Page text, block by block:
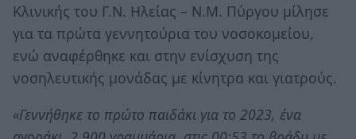
Κλινικής του Γ.Ν. Ηλείας – Ν.Μ. Πύργου μίλησε
για τα πρώτα γεννητούρια του νοσοκομείου,
ενώ αναφέρθηκε και στην ενίσχυση της
νοσηλευτικής μονάδας με κίνητρα και γιατρούς.
«Γεννήθηκε το πρώτο παιδάκι για το 2023, ένα